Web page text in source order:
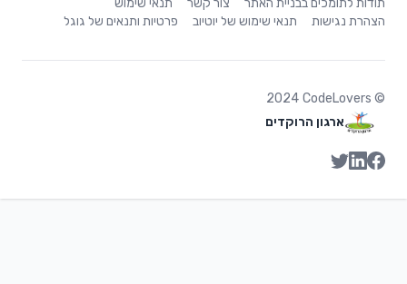
האתר צור קשר
תנאי שימוש
שימוש של יוטיוב
פרטיות ותנאים של גוגל